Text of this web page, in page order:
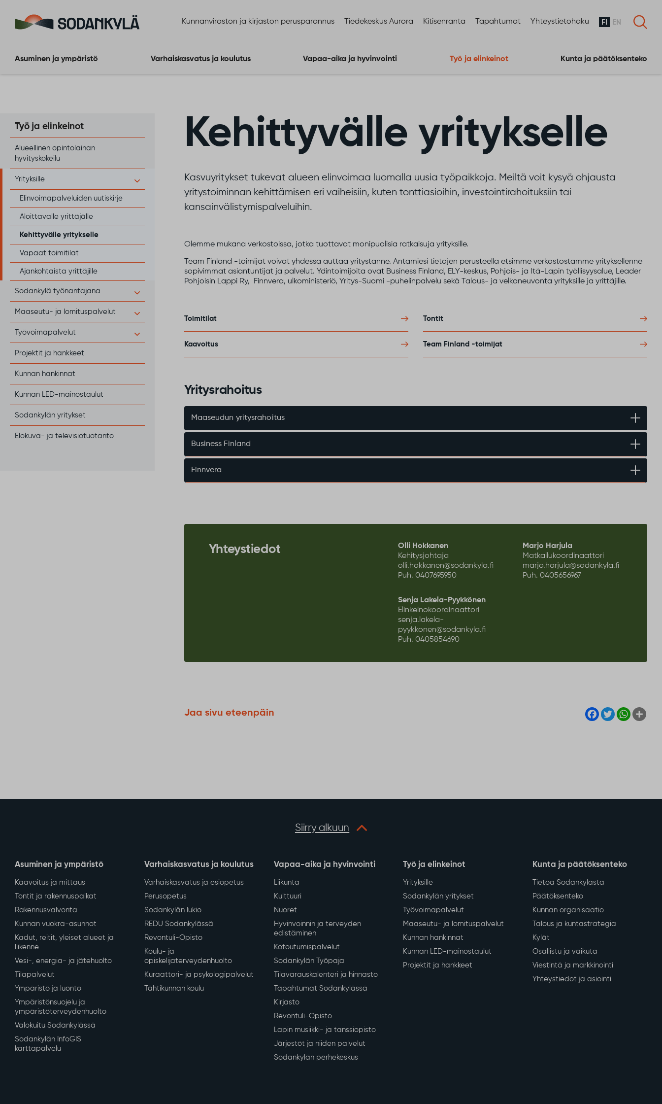
Kunnanviraston ja kirjaston perusparannus Tiedekeskus Aurora Kitisenranta Tapahtumat Yhteystietohaku FI EN
Asuminen ja ympäristö Varhaiskasvatus ja koulutus Vapaa-aika ja hyvinvointi Työ ja elinkeinot Kunta ja päätöksenteko
Työ ja elinkeinot
Alueellinen opintolainan
hyvityskokeilu
Yrityksille
Elinvoimapalveluiden uutiskirje
Aloittavalle yrittäjälle
Kehittyvälle yritykselle
Vapaat toimitilat
Ajankohtaista yrittäjille
Sodankylä työnantajana
Maaseutu- ja lomituspalvelut
Työvoimapalvelut
Projektit ja hankkeet
Kunnan hankinnat
Kunnan LED-mainostaulut
Sodankylän yritykset
Elokuva- ja televisiotuotanto
Kehittyvälle yritykselle
Kasvuyritykset tukevat alueen elinvoimaa luomalla uusia työpaikkoja. Meiltä voit kysyä ohjausta
yritystoiminnan kehittämisen eri vaiheisiin, kuten tonttiasioihin, investointirahoituksiin tai
kansainvälistymispalveluihin.
Olemme mukana verkostoissa, jotka tuottavat monipuolisia ratkaisuja yrityksille.
Team Finland -toimijat voivat yhdessä auttaa yritystänne. Antamiesi tietojen perusteella etsimme verkostostamme yrityksellenne
sopivimmat asiantuntijat ja palvelut. Ydintoimijoita ovat Business Finland, ELY-keskus, Pohjois- ja Itä-Lapin työllisyysalue, Leader
Pohjoisin Lappi Ry, Finnvera, ulkoministeriö, Yritys-Suomi -puhelinpalvelu sekä Talous- ja velkaneuvonta yrityksille ja yrittäjille.
Toimitilat Tontit
Kaavoitus Team Finland -toimijat
Yritysrahoitus
Maaseudun yritysrahoitus
Business Finland
Finnvera
Yhteystiedot
Olli Hokkanen
Kehitysjohtaja
olli.hokkanen@sodankyla.fi
Puh. 0407695950
Marjo Harjula
Matkailukoordinaattori
marjo.harjula@sodankyla.fi
Puh. 0405656967
Senja Lakela-Pyykkönen
Elinkeinokoordinaattori
senja.lakela-
pyykkonen@sodankyla.fi
Puh. 0405854690
Jaa sivu eteenpäin Facebook
Twitter
Siirry alkuun
Asuminen ja ympäristö
Kaavoitus ja mittaus
Tontit ja rakennuspaikat
Rakennusvalvonta
Kunnan vuokra-asunnot
Kadut, reitit, yleiset alueet ja
liikenne
Vesi-, energia- ja jätehuolto
Tilapalvelut
Ympäristö ja luonto
Ympäristönsuojelu ja
ympäristöterveydenhuolto
Valokuitu Sodankylässä
Sodankylän InfoGIS
karttapalvelu
Varhaiskasvatus ja koulutus
Varhaiskasvatus ja esiopetus
Perusopetus
Sodankylän lukio
REDU Sodankylässä
Revontuli-Opisto
Koulu- ja
opiskelijaterveydenhuolto
Kuraattori- ja psykologipalvelut
Tähtikunnan koulu
Vapaa-aika ja hyvinvointi
Liikunta
Kulttuuri
Nuoret
Hyvinvoinnin ja terveyden
edistäminen
Kotoutumispalvelut
Sodankylän Työpaja
Tilavarauskalenteri ja hinnasto
Tapahtumat Sodankylässä
Kirjasto
Revontuli-Opisto
Lapin musiikki- ja tanssiopisto
Järjestöt ja niiden palvelut
Sodankylän perhekeskus
Työ ja elinkeinot
Yrityksille
Sodankylän yritykset
Työvoimapalvelut
Maaseutu- ja lomituspalvelut
Kunnan hankinnat
Kunnan LED-mainostaulut
Projektit ja hankkeet
Kunta ja päätöksenteko
Tietoa Sodankylästä
Päätöksenteko
Kunnan organisaatio
Talous ja kuntastrategia
Kylät
Osallistu ja vaikuta
Viestintä ja markkinointi
Yhteystiedot ja asiointi